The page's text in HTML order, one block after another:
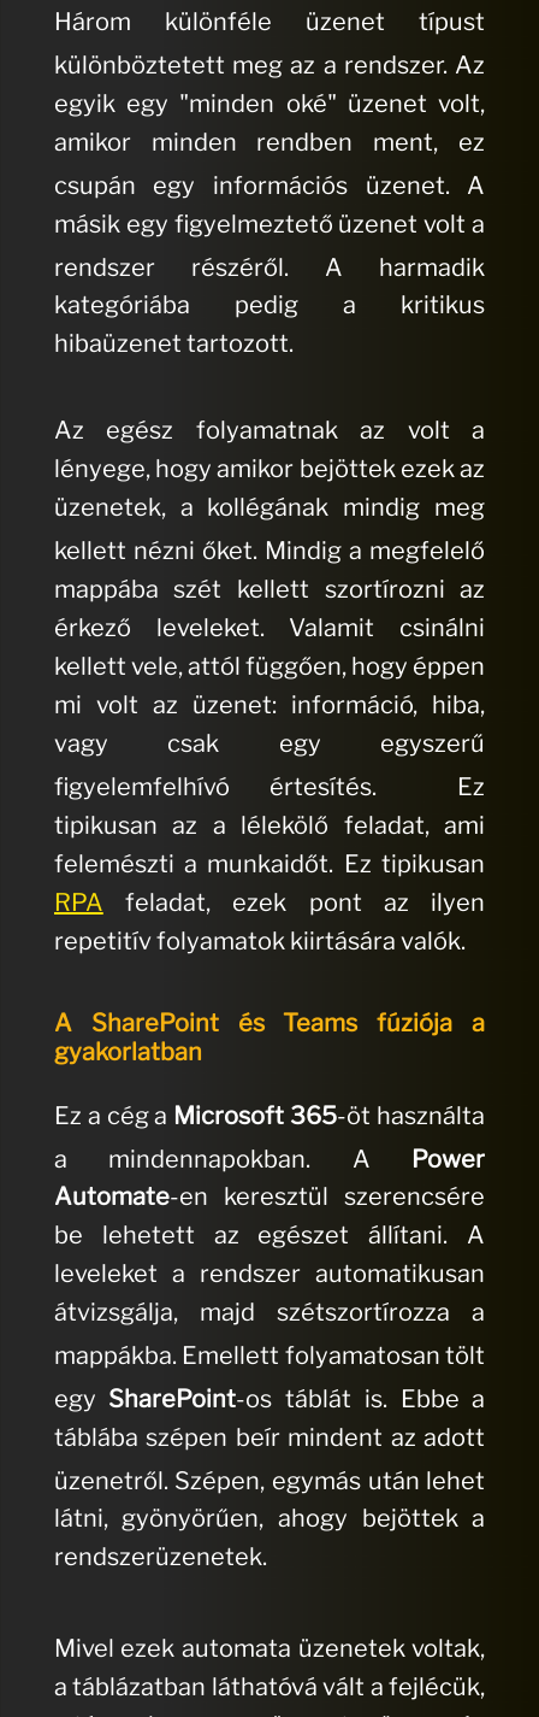
Három különféle üzenet típust
különböztetett meg az a rendszer. Az
egyik egy "minden oké" üzenet volt,
amikor minden rendben ment, ez
csupán egy információs üzenet. A
másik egy figyelmeztető üzenet volt a
rendszer részéről. A harmadik
kategóriába pedig a kritikus
hibaüzenet tartozott.
Az egész folyamatnak az volt a
lényege, hogy amikor bejöttek ezek az
üzenetek, a kollégának mindig meg
kellett nézni őket. Mindig a megfelelő
mappába szét kellett szortírozni az
érkező leveleket. Valamit csinálni
kellett vele, attól függően, hogy éppen
mi volt az üzenet: információ, hiba,
vagy csak egy egyszerű
figyelemfelhívó értesítés.
Ez
tipikusan az a lélekölő feladat, ami
felemészti a munkaidőt. Ez tipikusan
RPA feladat, ezek pont az ilyen
repetitív folyamatok kiirtására valók.
A SharePoint és Teams fúziója a
gyakorlatban
Ez a cég a Microsoft 365-öt használta
a mindennapokban. A Power
Automate-en keresztül szerencsére
be lehetett az egészet állítani. A
leveleket a rendszer automatikusan
átvizsgálja, majd szétszortírozza a
mappákba. Emellett folyamatosan tölt
egy SharePoint-os táblát is. Ebbe a
táblába szépen beír mindent az adott
üzenetről. Szépen, egymás után lehet
látni, gyönyörűen, ahogy bejöttek a
rendszerüzenetek.
Mivel ezek automata üzenetek voltak,
a táblázatban láthatóvá vált a fejlécük,